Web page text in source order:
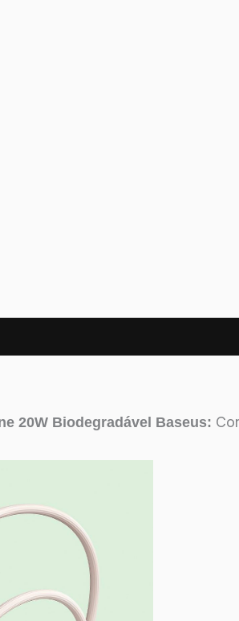
20W Biodegradável Baseus: